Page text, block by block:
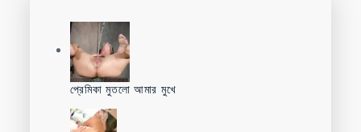
প্রেমিকা মুতলো আমার মুখে